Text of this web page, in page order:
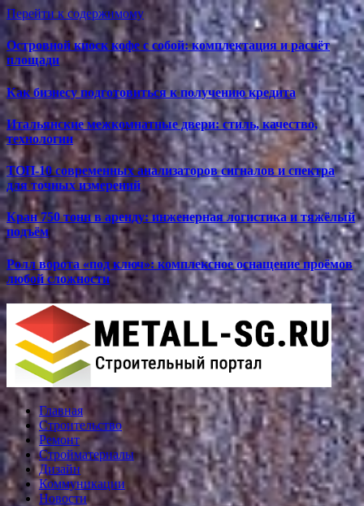
Перейти к содержимому
Островной киоск кофе с собой: комплектация и расчёт
площади
Как бизнесу подготовиться к получению кредита
Итальянские межкомнатные двери: стиль, качество,
технологии
ТОП-10 современных анализаторов сигналов и спектра
для точных измерений
Кран 750 тонн в аренду: инженерная логистика и тяжёлый
подъём
Ролл ворота «под ключ»: комплексное оснащение проёмов
любой сложности
Главная
Строительство
Ремонт
Стройматериалы
Дизайн
Коммуникации
Новости